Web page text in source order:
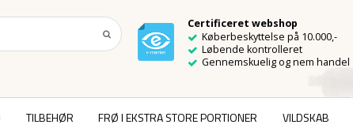
Certificeret webshop
Køberbeskyttelse på 10.000,-
Løbende kontrolleret
Gennemskuelig og nem handel
TILBEHØR FRØ I EKSTRA STORE PORTIONER VILDSKAB